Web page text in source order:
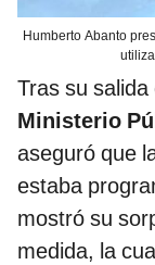
Humberto Abanto
Tras su
Ministerio
aseguró que
estaba
mostró su
medida, la